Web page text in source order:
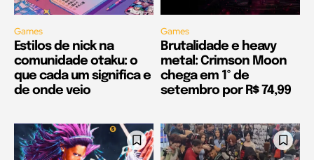
Games
Estilos de nick na
comunidade otaku: o
que cada um significa e
de onde veio
Games
Brutalidade e heavy
metal: Crimson Moon
chega em 1º de
setembro por R$ 74,99